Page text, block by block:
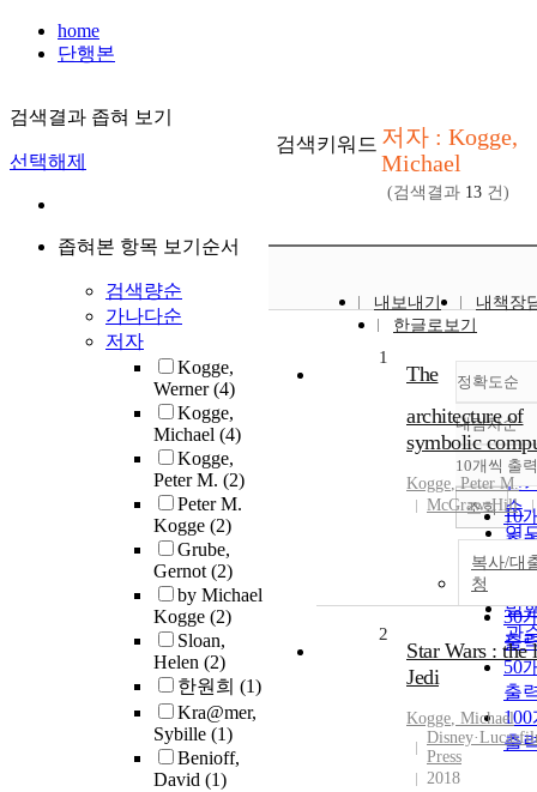
home
단행본
검색결과 좁혀 보기
선택해제
좁혀본 항목 보기순서
검색량순
가나다순
저자
Kogge,
Werner(4)
Kogge,
Michael (4)
Kogge,
Peter M. (2)
Peter M.
Kogge (2)
Grube,
Gernot(2)
by Michael
Kogge (2)
Sloan,
Helen (2)
한원희 (1)
Kra@mer,
Sybille (1)
Benioff,
David (1)
검색키워드 저자 : Kogge,
Michael
(검색결과 13 건)
내보내기
내책장
한글로보기
정확도순
정
순
인
순
연
제
발
관
내림차순
내
10개씩 출력
10
출
20
30
출
50
출
출
조회
1
The
architecture of
symbolic
Kogge, Peter M.
McGraw-Hill
복사/대
청
2
Star Wars : the
Jedi
Kogge, Michael
Press
2018